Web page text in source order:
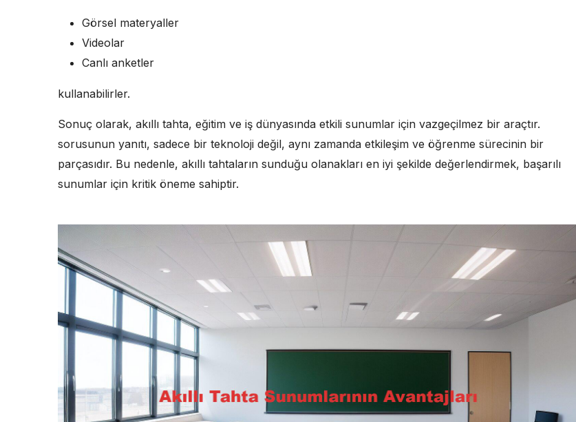
Görsel materyaller
Videolar
Canlı anketler
kullanabilirler.
Sonuç olarak, akıllı tahta, eğitim ve iş dünyasında etkili sunumlar için vazgeçilmez bir araçtır.
sorusunun yanıtı, sadece bir teknoloji değil, aynı zamanda etkileşim ve öğrenme sürecinin bir
parçasıdır. Bu nedenle, akıllı tahtaların sunduğu olanakları en iyi şekilde değerlendirmek, başarılı
sunumlar için kritik öneme sahiptir.